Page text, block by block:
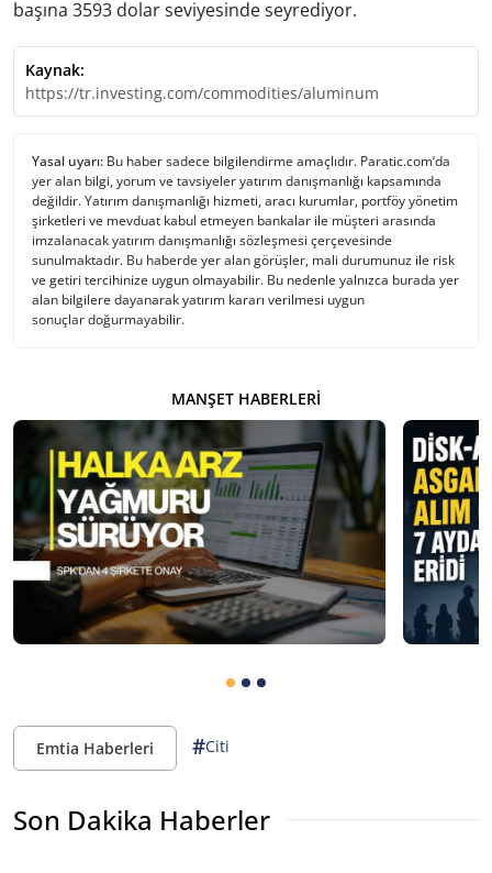
başına 3593 dolar seviyesinde seyrediyor.
Kaynak:
https://tr.investing.com/commodities/aluminum
Yasal uyarı: Bu haber sadece bilgilendirme amaçlıdır. Paratic.com’da
yer alan bilgi, yorum ve tavsiyeler yatırım danışmanlığı kapsamında
değildir. Yatırım danışmanlığı hizmeti, aracı kurumlar, portföy yönetim
şirketleri ve mevduat kabul etmeyen bankalar ile müşteri arasında
imzalanacak yatırım danışmanlığı sözleşmesi çerçevesinde
sunulmaktadır. Bu haberde yer alan görüşler, mali durumunuz ile risk
ve getiri tercihinize uygun olmayabilir. Bu nedenle yalnızca burada yer
alan bilgilere dayanarak yatırım kararı verilmesi uygun
sonuçlar doğurmayabilir.
MANŞET HABERLERI
Emtia Haberleri #Citi
Son Dakika Haberler